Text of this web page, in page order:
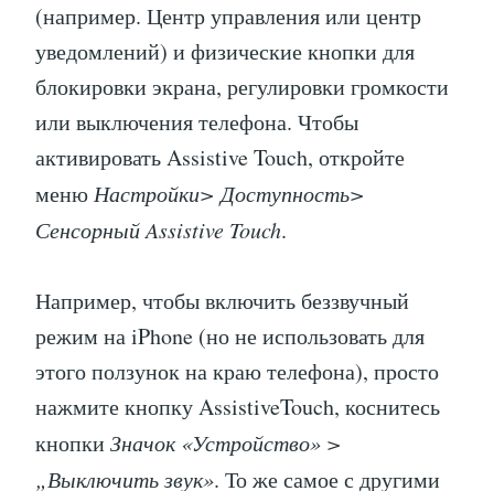
(например. Центр управления или центр
уведомлений) и физические кнопки для
блокировки экрана, регулировки громкости
или выключения телефона. Чтобы
активировать Assistive Touch, откройте
меню Настройки> Доступность>
Сенсорный Assistive Touch.
Например, чтобы включить беззвучный
режим на iPhone (но не использовать для
этого ползунок на краю телефона), просто
нажмите кнопку AssistiveTouch, коснитесь
кнопки Значок «Устройство» >
„Выключить звук». То же самое с другими